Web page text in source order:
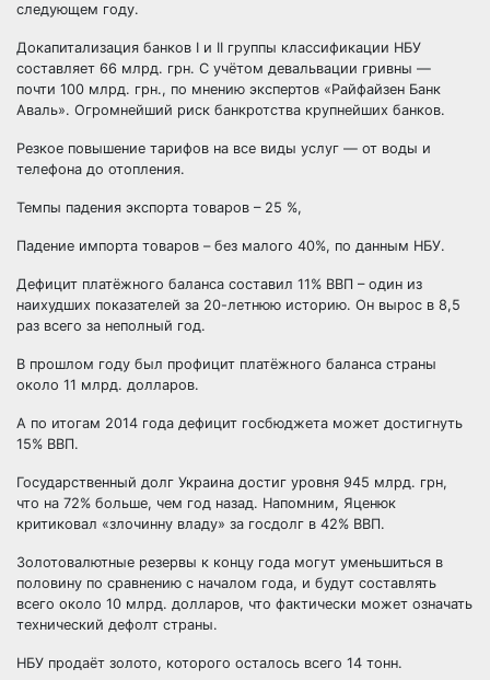
следующем году.
Докапитализация банков І и ІІ группы классификации НБУ
составляет 66 млрд. грн. С учётом девальвации гривны —
почти 100 млрд. грн., по мнению экспертов «Райфайзен Банк
Аваль». Огромнейший риск банкротства крупнейших банков.
Резкое повышение тарифов на все виды услуг — от воды и
телефона до отопления.
Темпы падения экспорта товаров – 25 %,
Падение импорта товаров – без малого 40%, по данным НБУ.
Дефицит платёжного баланса составил 11% ВВП – один из
наихудших показателей за 20-летнюю историю. Он вырос в 8,5
раз всего за неполный год.
В прошлом году был профицит платёжного баланса страны
около 11 млрд. долларов.
А по итогам 2014 года дефицит госбюджета может достигнуть
15% ВВП.
Государственный долг Украина достиг уровня 945 млрд. грн,
что на 72% больше, чем год назад. Напомним, Яценюк
критиковал «злочинну владу» за госдолг в 42% ВВП.
Золотовалютные резервы к концу года могут уменьшиться в
половину по сравнению с началом года, и будут составлять
всего около 10 млрд. долларов, что фактически может означать
технический дефолт страны.
НБУ продаёт золото, которого осталось всего 14 тонн.